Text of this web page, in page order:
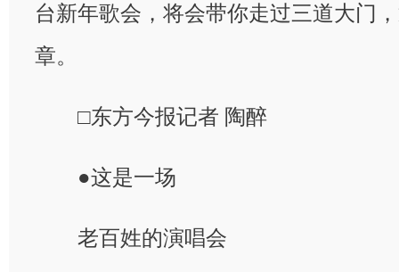
台新年歌会，将会带你走过三道大门
章。
□东方今报记者 陶醉
●这是一场
老百姓的演唱会